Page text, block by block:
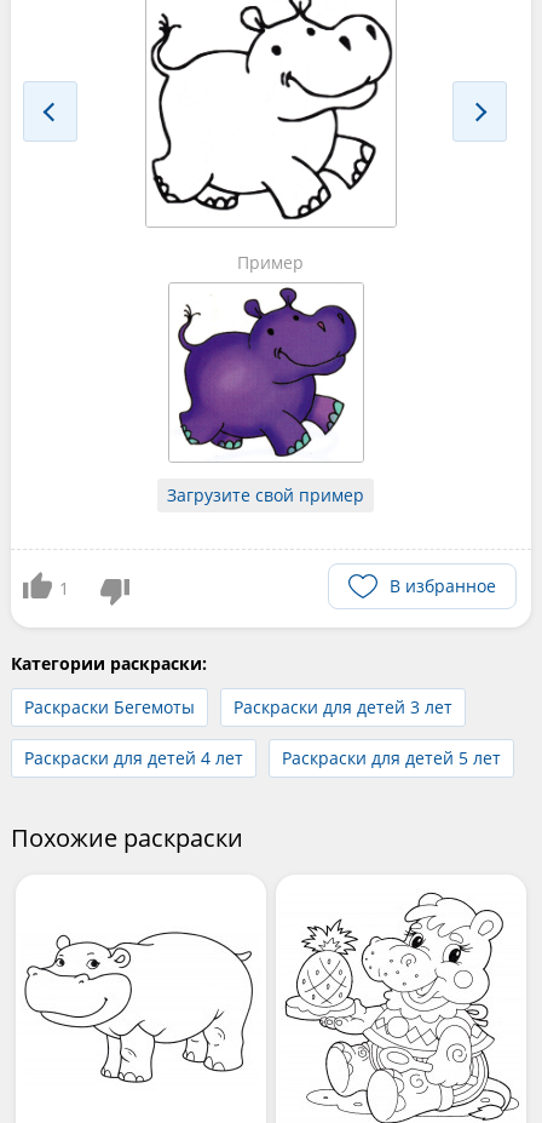
Пример
Загрузите свой пример
1 В избранное
Категории раскраски:
Раскраски Бегемоты
Раскраски для детей 3 лет
Раскраски для детей 4 лет Раскраски для детей 5 лет
Похожие раскраски